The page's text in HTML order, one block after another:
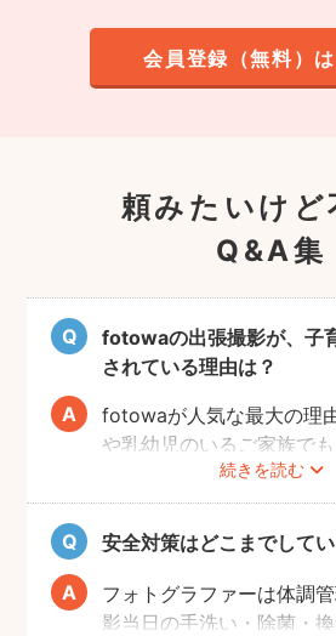
会員登録（無料）
頼みたいけ
Q&A集
fotowaの出張撮影が、子
されている理由は？
続きを読む
fotowaが人気な最大の理
や乳幼児のいるご家族で
を楽しんでいただけること
厳しい審査を通過した、
扱いに慣れているパパ・マ
ンが全国に多数在籍。
またどのカメラマンでも
ません。分かりやすい料
安全対策はどこまでして
フォトグラファーは体調
影当日の手洗い・除菌・